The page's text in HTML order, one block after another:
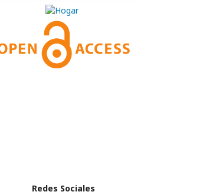
Redes Sociales